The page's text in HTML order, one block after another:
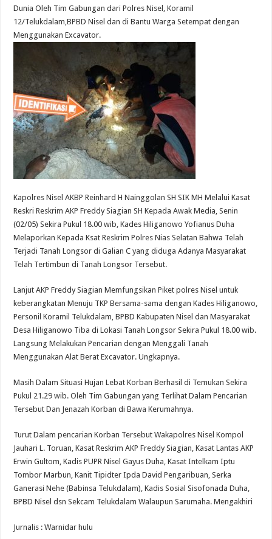
Dunia Oleh Tim Gabungan dari Polres Nisel, Koramil
12/Telukdalam,BPBD Nisel dan di Bantu Warga Setempat dengan
Menggunakan Excavator.
Kapolres Nisel AKBP Reinhard H Nainggolan SH SIK MH Melalui Kasat
Reskri Reskrim AKP Freddy Siagian SH Kepada Awak Media, Senin
(02/05) Sekira Pukul 18.00 wib, Kades Hiliganowo Yofianus Duha
Melaporkan Kepada Ksat Reskrim Polres Nias Selatan Bahwa Telah
Terjadi Tanah Longsor di Galian C yang diduga Adanya Masyarakat
Telah Tertimbun di Tanah Longsor Tersebut.
Lanjut AKP Freddy Siagian Memfungsikan Piket polres Nisel untuk
keberangkatan Menuju TKP Bersama-sama dengan Kades Hiliganowo,
Personil Koramil Telukdalam, BPBD Kabupaten Nisel dan Masyarakat
Desa Hiliganowo Tiba di Lokasi Tanah Longsor Sekira Pukul 18.00 wib.
Langsung Melakukan Pencarian dengan Menggali Tanah
Menggunakan Alat Berat Excavator. Ungkapnya.
Masih Dalam Situasi Hujan Lebat Korban Berhasil di Temukan Sekira
Pukul 21.29 wib. Oleh Tim Gabungan yang Terlihat Dalam Pencarian
Tersebut Dan Jenazah Korban di Bawa Kerumahnya.
Turut Dalam pencarian Korban Tersebut Wakapolres Nisel Kompol
Jauhari L. Toruan, Kasat Reskrim AKP Freddy Siagian, Kasat Lantas AKP
Erwin Gultom, Kadis PUPR Nisel Gayus Duha, Kasat Intelkam Iptu
Tombor Marbun, Kanit Tipidter Ipda David Pengaribuan, Serka
Ganerasi Nehe (Babinsa Telukdalam), Kadis Sosial Sisofonada Duha,
BPBD Nisel dsn Sekcam Telukdalam Walaupun Sarumaha. Mengakhiri
Jurnalis : Warnidar hulu